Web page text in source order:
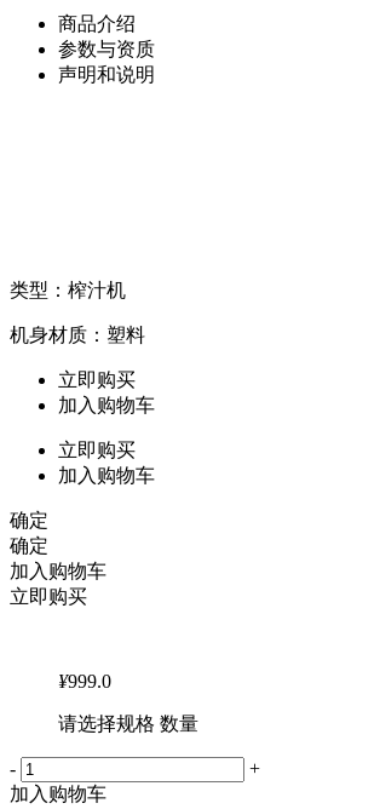
商品介绍
参数与资质
声明和说明
类型：榨汁机
机身材质：塑料
立即购买
加入购物车
立即购买
加入购物车
确定
确定
加入购物车
立即购买
¥999.0
请选择规格 数量
-
+
加入购物车